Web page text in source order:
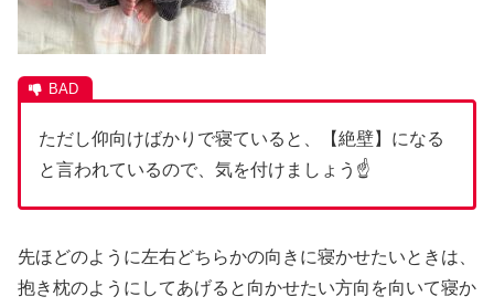
ただし仰向けばかりで寝ていると、【絶壁】になる
と言われているので、気を付けましょう☝
先ほどのように左右どちらかの向きに寝かせたいときは、
抱き枕のようにしてあげると向かせたい方向を向いて寝か